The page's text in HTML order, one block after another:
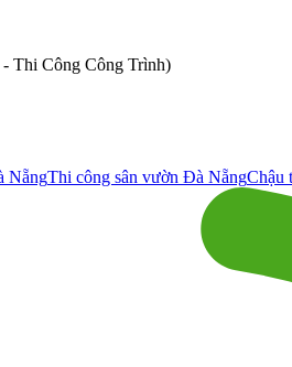
Thi Công Công Trình)
NẵngThi công sân vườn Đà NẵngChậu